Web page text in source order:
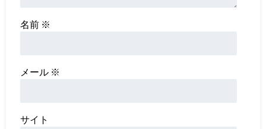
名前 ※
メール ※
サイト